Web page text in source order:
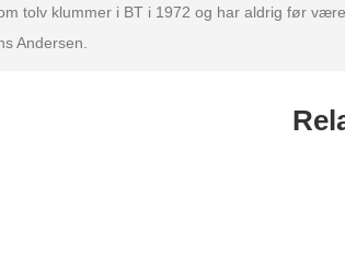
tolv klummer i BT i 1972 og har aldrig før
Andersen.